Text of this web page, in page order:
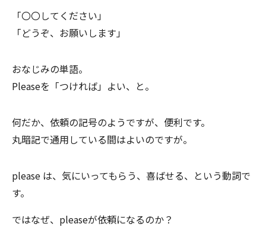
「〇〇してください」
「どうぞ、お願いします」
おなじみの単語。
Pleaseを「つければ」よい、と。
何だか、依頼の記号のようですが、便利です。
丸暗記で通用している間はよいのですが。
please は、気にいってもらう、喜ばせる、という動詞で
す。
ではなぜ、pleaseが依頼になるのか？